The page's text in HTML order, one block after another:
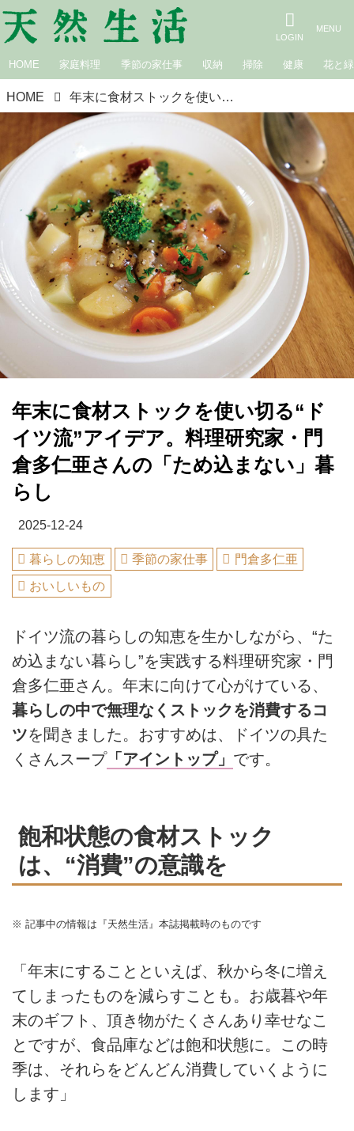
HOME 家庭料理 季節の家仕事 収納 掃除 健康 花と緑
HOME 年末に食材ストックを使い切る“ドイツ流”アイデア。料理研究家・門倉多仁亜さんの「ため込まない」暮らし
年末に食材ストックを使い切る“ド
イツ流”アイデア。料理研究家・門
倉多仁亜さんの「ため込まない」暮
らし
2025-12-24
暮らしの知恵 季節の家仕事
門倉多仁亜
おいしいもの
ドイツ流の暮らしの知恵を生かしながら、“た
め込まない暮らし”を実践する料理研究家・門
倉多仁亜さん。年末に向けて心がけている、
暮らしの中で無理なくストックを消費するコ
ツを聞きました。おすすめは、ドイツの具た
くさんスープ「アイントップ」 です。
飽和状態の食材ストック
は、“消費”の意識を
※ 記事中の情報は『天然生活』本誌掲載時のものです
「年末にすることといえば、秋から冬に増え
てしまったものを減らすことも。お歳暮や年
末のギフト、頂き物がたくさんあり幸せなこ
とですが、食品庫などは飽和状態に。この時
季は、それらをどんどん消費していくように
します」